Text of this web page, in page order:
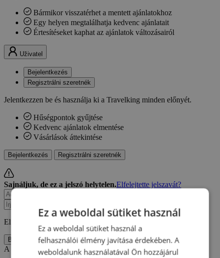
Bármikor visszatérhet a mentett ajánlatokhoz
Egy helyen megtalálhatja kedvenc ajánlatait
Értesítéseket kaphat az ajánlatok változásairól
Uživatel
Bejelentkezés
Regisztrálni szeretnék
Jelentkezzen be és használja ki a Travelking minden előnyét.
Hűségpontok gyűjtése
Kedvenc ajánlatok elmentése
Vásárlások áttekintése
Bejelentkezés Regisztrálni szeretnék
Sajnáljuk, de ez a jelszó helytelen.Elfelejtette jelszavát?
Elfelejtette jelszavát?
Bejelentkezés
A közösségi oldalán keresztül is bejelentkezhet:
Ez a weboldal sütiket használ
Ez a weboldal sütiket használ a
felhasználói élmény javítása érdekében. A
weboldalunk használatával Ön hozzájárul